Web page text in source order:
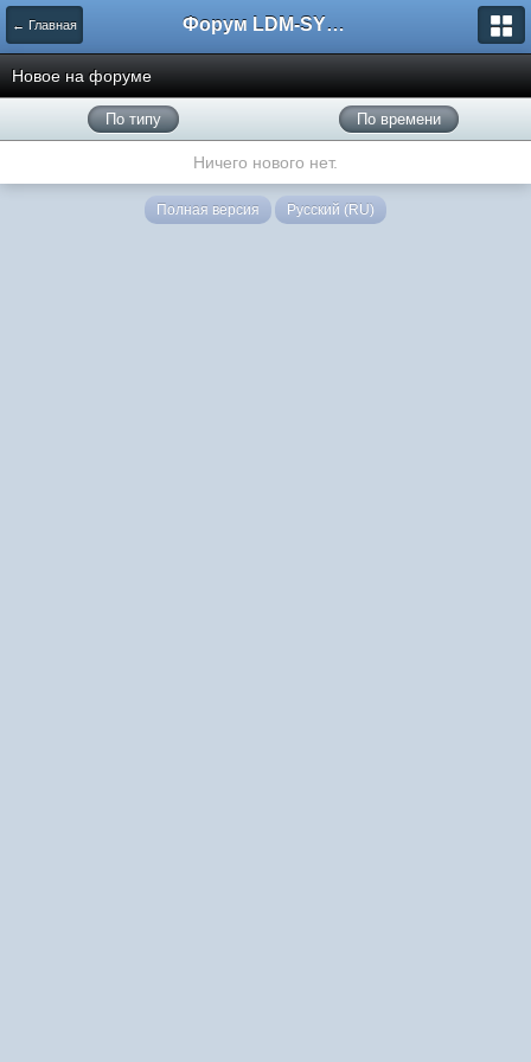
← Главная Форум LDM-SYSTEMS
Новое на форуме
По типу По времени
Ничего нового нет.
Полная версия Русский (RU)